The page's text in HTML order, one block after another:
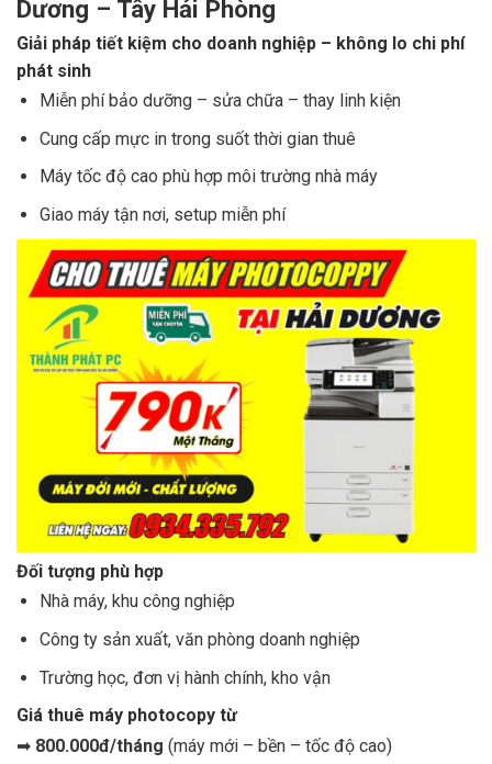
Dương – Tây Hải Phòng
Giải pháp tiết kiệm cho doanh nghiệp – không lo chi phí
phát sinh
Miễn phí bảo dưỡng – sửa chữa – thay linh kiện
Cung cấp mực in trong suốt thời gian thuê
Máy tốc độ cao phù hợp môi trường nhà máy
Giao máy tận nơi, setup miễn phí
Đối tượng phù hợp
Nhà máy, khu công nghiệp
Công ty sản xuất, văn phòng doanh nghiệp
Trường học, đơn vị hành chính, kho vận
Giá thuê máy photocopy từ
➡ 800.000đ/tháng (máy mới – bền – tốc độ cao)